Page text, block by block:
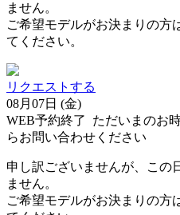
ません。
ご希望モデルがお決まりの方
てください。
リクエストする
08月07日 (金)
WEB予約終了
ただいまのお
らお問い合わせください
申し訳ございませんが、この
ません。
ご希望モデルがお決まりの方